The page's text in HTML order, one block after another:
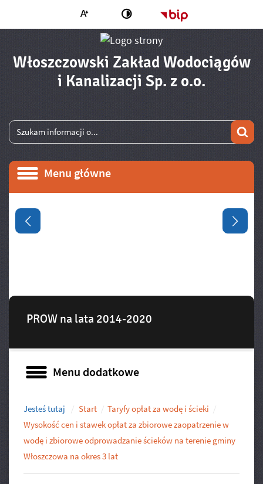
Większa czcionkaZmień kontrast Strona główna
Włoszczowski Zakład Wodociągów
i Kanalizacji Sp. z o.o. -
Wyszukiwarka
Wyszukiwana fraza
Menu główne
Menu główne
Informacje
PROW na lata 2014-2020
Poprzedni slajd
Menu dodatkowe
Menu dodatkowe
Jesteś tutaj Start
Taryfy opłat za wodę i ścieki
Wysokość cen i stawek opłat za zbiorowe zaopatrzenie w
wodę i zbiorowe odprowadzanie ścieków na terenie gminy
Włoszczowa na okres 3 lat